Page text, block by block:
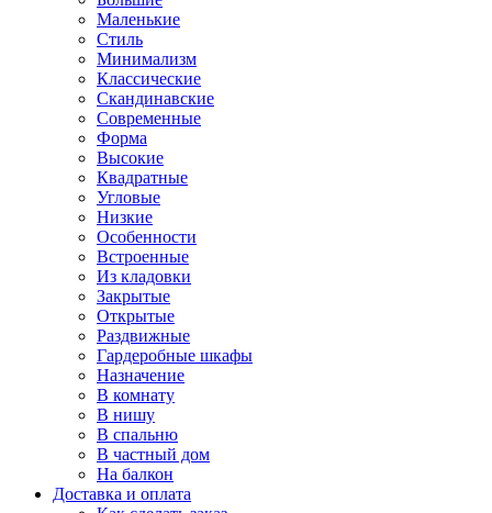
Маленькие
Стиль
Минимализм
Классические
Скандинавские
Современные
Форма
Высокие
Квадратные
Угловые
Низкие
Особенности
Встроенные
Из кладовки
Закрытые
Открытые
Раздвижные
Гардеробные шкафы
Назначение
В комнату
В нишу
В спальню
В частный дом
На балкон
Доставка и оплата